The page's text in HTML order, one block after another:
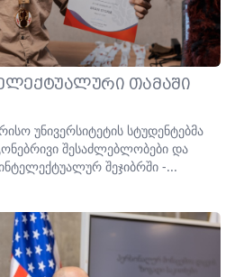
ᲗᲐᲛᲐᲨᲘ
უნივერსიტეტის სტუდენტებმა
შესაძლებლობები და
შეჯიბრში -...